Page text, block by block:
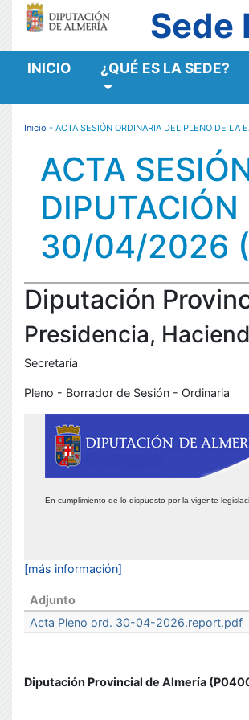
Sede
MENÚ RESPONSIVE
INICIO ¿QUÉ ES LA SEDE?
Inicio - ACTA SESIÓN ORDINARIA DEL PLENO DE
ACTA
30/04/2026
Diputación
Presidencia,
Secretaría
Pleno - Borrador de Sesión - Ordinaria
En cumplimiento de lo dispuesto por la vigente
[más información]
Adjunto
Acta Pleno ord. 30-04-2026.report.pdf
Diputación Provincial de Almería